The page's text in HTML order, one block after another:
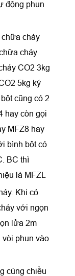
động phun
chữa cháy
cháy
CO2 3kg
5kg ký
cũng có 2
hay còn gọi
MFZ8 hay
bình bột có
BC thì
là MFZL
Khi có
với ngọn
lửa 2m
vòi phun vào
cùng chiều